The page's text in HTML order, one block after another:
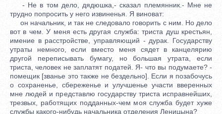
- Не в том дело, дядюшка,- сказал племянник.- Мне не
трудно попросить у него извиненья. Я виноват:
он начальник, и так не следовало говорить с ним. Но дело
вот в чем. У меня есть другая служба: триста душ крестьян,
имение в расстройстве, управляющий - дурак. Государству
утраты немного, если вместо меня сядет в канцелярию
другой переписывать бумагу, но большая утрата, если
триста, человек не заплатят податей. Я- что вы подумаете? -
помещик [званье это также не бездельно]. Если я позабочусь
о сохраненье, сбереженье и улучшенье участи вверенных
мне людей и представлю государству триста исправнейших,
трезвых, работящих подданных-чем моя служба будет хуже
службы какого-нибудь начальника отделения Леницына?